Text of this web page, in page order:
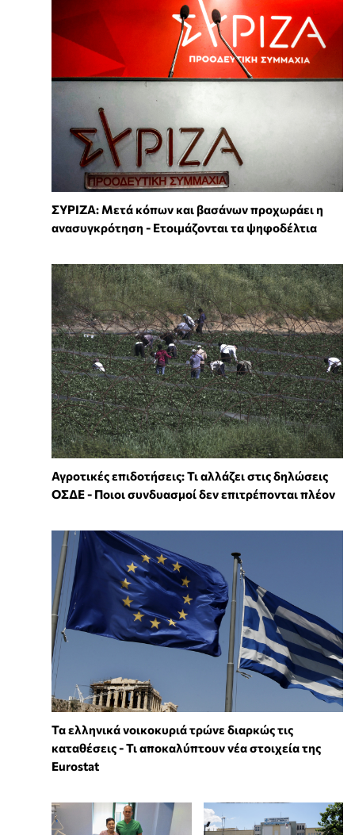
ΣΥΡΙΖΑ: Μετά κόπων και βασάνων προχωράει η
ανασυγκρότηση - Ετοιμάζονται τα ψηφοδέλτια
Αγροτικές επιδοτήσεις: Τι αλλάζει στις δηλώσεις
ΟΣΔΕ - Ποιοι συνδυασμοί δεν επιτρέπονται πλέον
Τα ελληνικά νοικοκυριά τρώνε διαρκώς τις
καταθέσεις - Τι αποκαλύπτουν νέα στοιχεία της
Eurostat